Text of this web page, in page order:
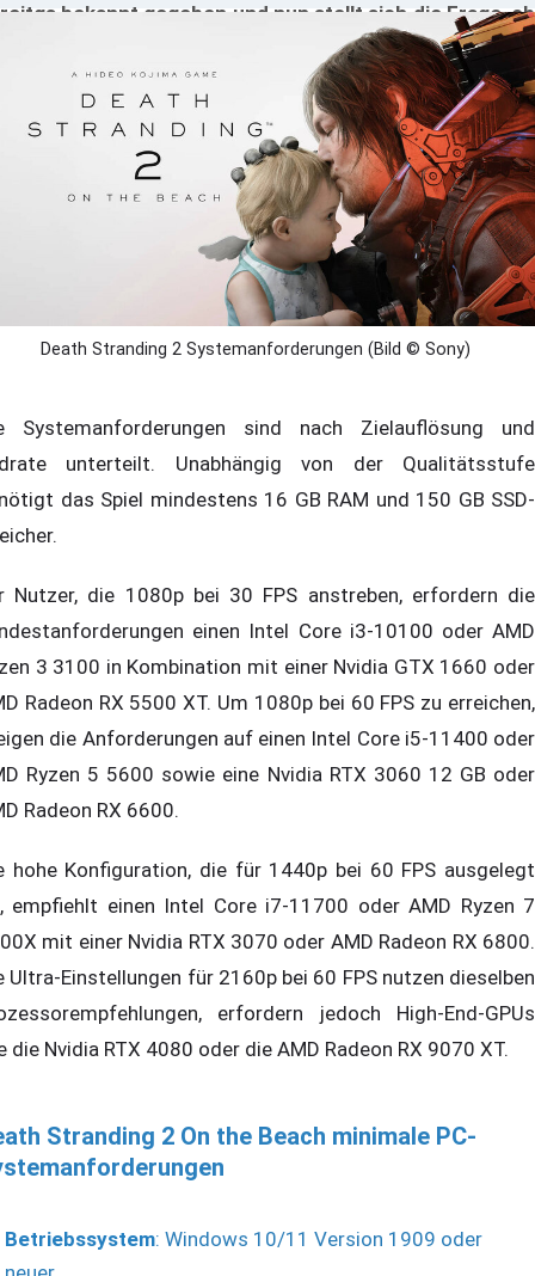
bekannt gegeben und nun stellt sich die Frage, ob
wie gut das Spiel auf deinem PC läuft. Die technischen
bieten eine detaillierte Aufschlüsselung
Hardware, die für den Betrieb des Spiels in vier
Leistungsstufen erforderlich ist, und
gleichzeitig eine neue Upscaling-Methode auf dem
Death Stranding 2 Systemanforderungen (Bild © Sony)
Systemanforderungen sind nach Zielauflösung und
unterteilt. Unabhängig von der Qualitätsstufe
das Spiel mindestens 16 GB RAM und 150 GB SSD-
Nutzer, die 1080p bei 30 FPS anstreben, erfordern die
einen Intel Core i3-10100 oder AMD
3 3100 in Kombination mit einer Nvidia GTX 1660 oder
Radeon RX 5500 XT. Um 1080p bei 60 FPS zu erreichen,
die Anforderungen auf einen Intel Core i5-11400 oder
Ryzen 5 5600 sowie eine Nvidia RTX 3060 12 GB oder
Radeon RX 6600.
hohe Konfiguration, die für 1440p bei 60 FPS ausgelegt
empfiehlt einen Intel Core i7-11700 oder AMD Ryzen 7
mit einer Nvidia RTX 3070 oder AMD Radeon RX 6800.
Ultra-Einstellungen für 2160p bei 60 FPS nutzen dieselben
erfordern jedoch High-End-GPUs
die Nvidia RTX 4080 oder die AMD Radeon RX 9070 XT.
Stranding 2 On the Beach minimale PC-
Betriebssystem: Windows 10/11 Version 1909 oder